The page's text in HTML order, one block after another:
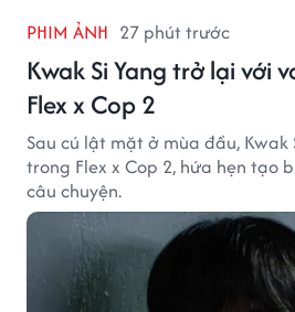
PHIM ẢNH 27 phút trước
Kwak Si Yang trở lại với
Flex x Cop 2
Sau cú lật mặt ở mùa đầu, Kwak
trong Flex x Cop 2, hứa hẹn tạo
câu chuyện.